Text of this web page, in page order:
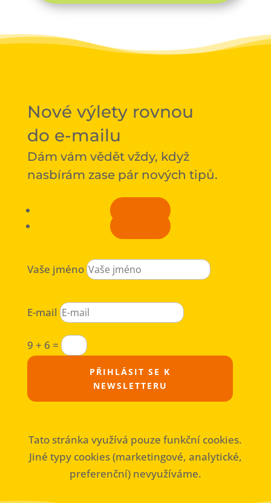
Nové výlety rovnou
do e-mailu
Dám vám vědět vždy, když
nasbírám zase pár nových tipů.
Vaše jméno
E-mail
9 + 6 =
PŘIHLÁSIT SE K
NEWSLETTERU
Tato stránka využívá pouze funkční cookies.
Jiné typy cookies (marketingové, analytické,
preferenční) nevyužíváme.